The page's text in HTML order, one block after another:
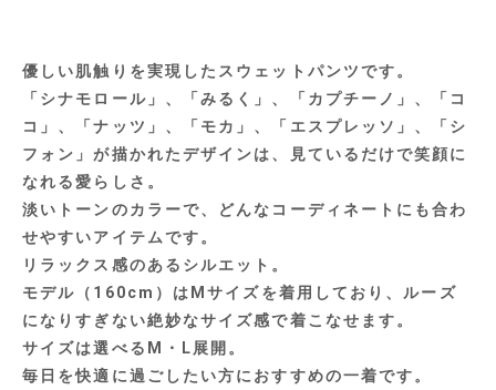
優しい肌触りを実現したスウェットパンツです。
「シナモロール」、「みるく」、「カプチーノ」、「コ
コ」、「ナッツ」、「モカ」、「エスプレッソ」、「シ
フォン」が描かれたデザインは、見ているだけで笑顔に
なれる愛らしさ。
淡いトーンのカラーで、どんなコーディネートにも合わ
せやすいアイテムです。
リラックス感のあるシルエット。
モデル（160cm）はMサイズを着用しており、ルーズ
になりすぎない絶妙なサイズ感で着こなせます。
サイズは選べるM・L展開。
毎日を快適に過ごしたい方におすすめの一着です。